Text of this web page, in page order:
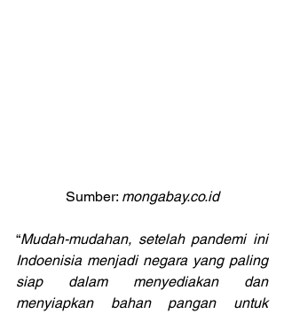
Sumber: mongabay.co.id
“Mudah-mudahan, setelah pandemi ini
Indoenisia menjadi negara yang paling
siap dalam menyediakan dan
menyiapkan bahan pangan untuk